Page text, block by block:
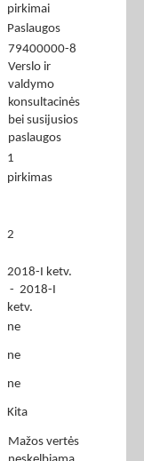
pirkimai
Paslaugos
79400000-8
Verslo ir
valdymo
konsultacinės
bei susijusios
paslaugos
1
pirkimas
2
2018-I ketv.
- 2018-I
ketv.
ne
ne
ne
Kita
Mažos vertės